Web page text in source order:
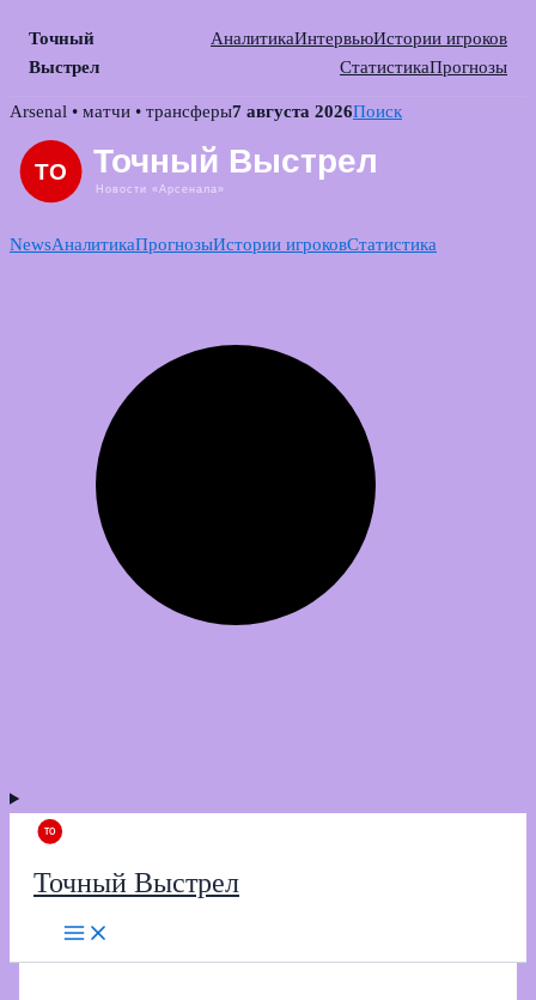
Точный
Выстрел
АналитикаИнтервьюИстории игроков
СтатистикаПрогнозы
Skip
content
Arsenal • матчи • трансферы7 августа 2026Поиск
NewsАналитикаПрогнозыИстории игроковСтатистика
Точный Выстрел